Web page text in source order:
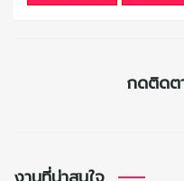
กดติดต